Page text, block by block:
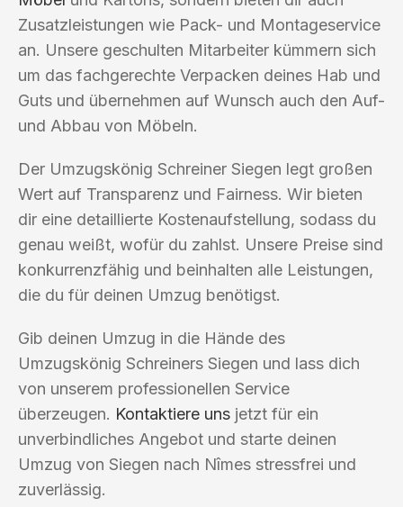
Zusatzleistungen wie Pack- und Montageservice
an. Unsere geschulten Mitarbeiter kümmern sich
um das fachgerechte Verpacken deines Hab und
Guts und übernehmen auf Wunsch auch den Auf-
und Abbau von Möbeln.
Der Umzugskönig Schreiner Siegen legt großen
Wert auf Transparenz und Fairness. Wir bieten
dir eine detaillierte Kostenaufstellung, sodass du
genau weißt, wofür du zahlst. Unsere Preise sind
konkurrenzfähig und beinhalten alle Leistungen,
die du für deinen Umzug benötigst.
Gib deinen Umzug in die Hände des
Umzugskönig Schreiners Siegen und lass dich
von unserem professionellen Service
überzeugen. Kontaktiere uns jetzt für ein
unverbindliches Angebot und starte deinen
Umzug von Siegen nach Nîmes stressfrei und
zuverlässig.